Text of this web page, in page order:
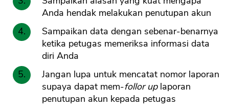
Anda hendak melakukan penutupan akun
Sampaikan data dengan sebenar-benarnya
ketika petugas memeriksa informasi data
diri Anda
Jangan lupa untuk mencatat nomor laporan
supaya dapat mem-follor uplaporan
penutupan akun kepada petugas